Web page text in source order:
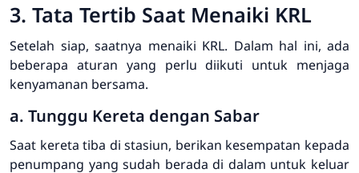
3. Tata Tertib Saat Menaiki KRL
Setelah siap, saatnya menaiki KRL. Dalam hal ini, ada
beberapa aturan yang perlu diikuti untuk menjaga
kenyamanan bersama.
a. Tunggu Kereta dengan Sabar
Saat kereta tiba di stasiun, berikan kesempatan kepada
penumpang yang sudah berada di dalam untuk keluar